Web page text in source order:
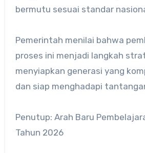
bermutu sesuai standar
Pemerintah menilai bahwa
proses ini menjadi langkah
menyiapkan generasi yang
dan siap menghadapi
Penutup: Arah Baru
Tahun 2026